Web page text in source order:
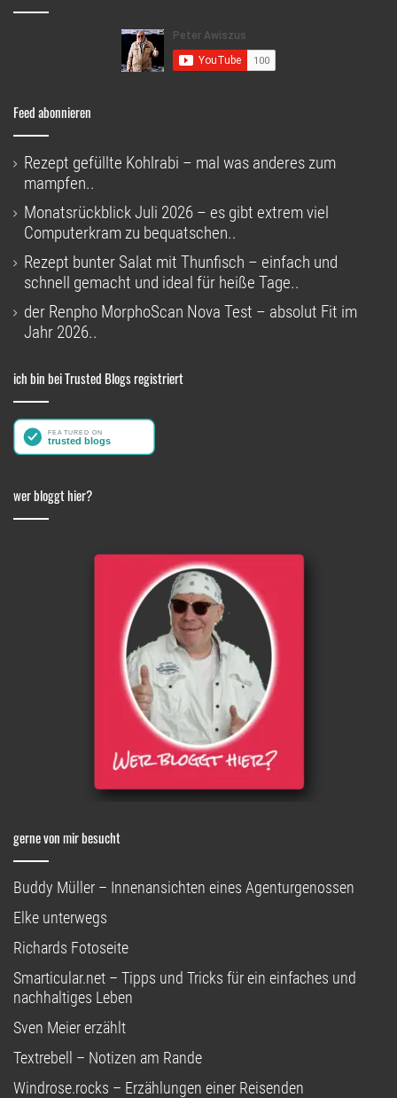
Feed abonnieren
Rezept gefüllte Kohlrabi – mal was anderes zum
mampfen..
Monatsrückblick Juli 2026 – es gibt extrem viel
Computerkram zu bequatschen..
Rezept bunter Salat mit Thunfisch – einfach und
schnell gemacht und ideal für heiße Tage..
der Renpho MorphoScan Nova Test – absolut Fit im
Jahr 2026..
ich bin bei Trusted Blogs registriert
wer bloggt hier?
gerne von mir besucht
Buddy Müller – Innenansichten eines Agenturgenossen
Elke unterwegs
Richards Fotoseite
Smarticular.net – Tipps und Tricks für ein einfaches und
nachhaltiges Leben
Sven Meier erzählt
Textrebell – Notizen am Rande
Windrose.rocks – Erzählungen einer Reisenden